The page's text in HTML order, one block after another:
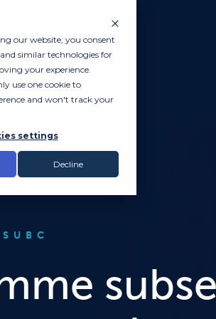
our website, you consent
similar technologies for
your experience.
use one cookie to
and won't track your
settings
Decline